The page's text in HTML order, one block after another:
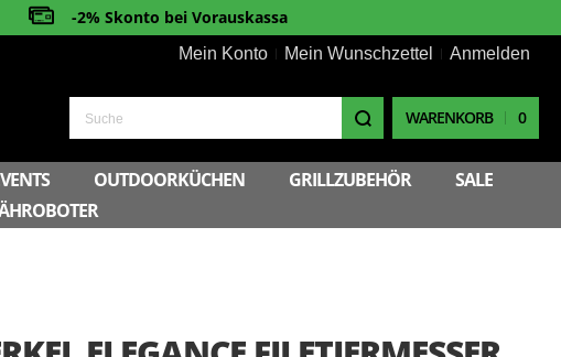
-2% Skonto bei Vorauskassa
Mein Konto Mein Wunschzettel Anmelden
WARENKORB 0
OUTDOORKÜCHEN GRILLZUBEHÖR
SALE